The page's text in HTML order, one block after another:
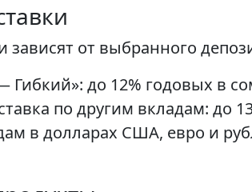
зависят от выбранного
Гибкий»: до 12% годовых в
по другим вкладам: до
в долларах США, евро и